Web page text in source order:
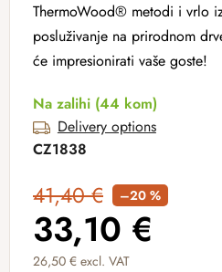
ThermoWood® metodi i vrlo
posluživanje na prirodnom
će impresionirati vaše goste!
Na zalihi (44 kom)
Delivery options
CZ1838
41,40 € –20 %
33,10 €
26,50 € excl. VAT